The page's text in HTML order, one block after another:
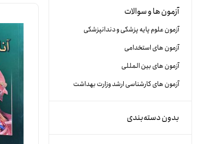
آزمون ها و سوالات
آزمون علوم پایه پزشکی و دندانپزشکی
آزمون های استخدامی
آزمون های بین المللی
آزمون های کارشناسی ارشد وزارت بهداشت
بدون دسته‌بندی